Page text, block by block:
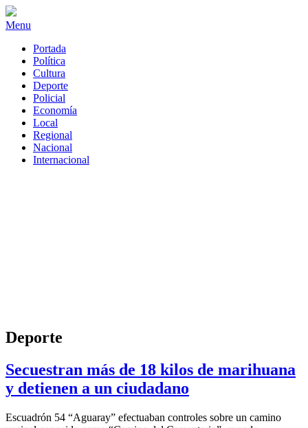
Menu
Portada
Política
Cultura
Deporte
Policial
Economía
Local
Regional
Nacional
Internacional
Deporte
Secuestran más de 18 kilos de marihuana
y detienen a un ciudadano
Escuadrón 54 “Aguaray” efectuaban controles sobre un camino